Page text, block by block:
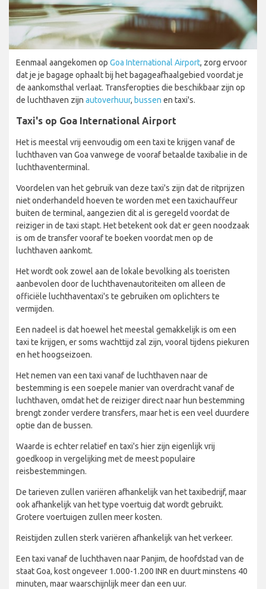
Eenmaal aangekomen op Goa International Airport, zorg ervoor
dat je je bagage ophaalt bij het bagageafhaalgebied voordat je
de aankomsthal verlaat. Transferopties die beschikbaar zijn op
de luchthaven zijn autoverhuur, bussen en taxi's.
Taxi's op Goa International Airport
Het is meestal vrij eenvoudig om een taxi te krijgen vanaf de
luchthaven van Goa vanwege de vooraf betaalde taxibalie in de
luchthaventerminal.
Voordelen van het gebruik van deze taxi's zijn dat de ritprijzen
niet onderhandeld hoeven te worden met een taxichauffeur
buiten de terminal, aangezien dit al is geregeld voordat de
reiziger in de taxi stapt. Het betekent ook dat er geen noodzaak
is om de transfer vooraf te boeken voordat men op de
luchthaven aankomt.
Het wordt ook zowel aan de lokale bevolking als toeristen
aanbevolen door de luchthavenautoriteiten om alleen de
officiële luchthaventaxi's te gebruiken om oplichters te
vermijden.
Een nadeel is dat hoewel het meestal gemakkelijk is om een
taxi te krijgen, er soms wachttijd zal zijn, vooral tijdens piekuren
en het hoogseizoen.
Het nemen van een taxi vanaf de luchthaven naar de
bestemming is een soepele manier van overdracht vanaf de
luchthaven, omdat het de reiziger direct naar hun bestemming
brengt zonder verdere transfers, maar het is een veel duurdere
optie dan de bussen.
Waarde is echter relatief en taxi's hier zijn eigenlijk vrij
goedkoop in vergelijking met de meest populaire
reisbestemmingen.
De tarieven zullen variëren afhankelijk van het taxibedrijf, maar
ook afhankelijk van het type voertuig dat wordt gebruikt.
Grotere voertuigen zullen meer kosten.
Reistijden zullen sterk variëren afhankelijk van het verkeer.
Een taxi vanaf de luchthaven naar Panjim, de hoofdstad van de
staat Goa, kost ongeveer 1.000-1.200 INR en duurt minstens 40
minuten, maar waarschijnlijk meer dan een uur.